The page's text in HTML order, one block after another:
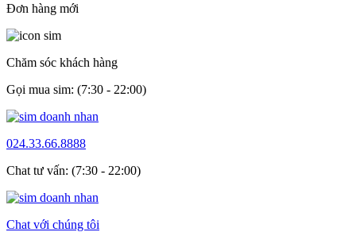
Đơn hàng mới
Chăm sóc khách hàng
Gọi mua sim: (7:30 - 22:00)
024.33.66.8888
Chat tư vấn: (7:30 - 22:00)
Chat với chúng tôi